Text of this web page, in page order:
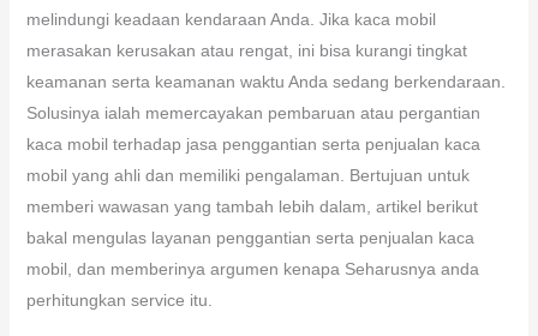
melindungi keadaan kendaraan Anda. Jika kaca mobil
merasakan kerusakan atau rengat, ini bisa kurangi tingkat
keamanan serta keamanan waktu Anda sedang berkendaraan.
Solusinya ialah memercayakan pembaruan atau pergantian
kaca mobil terhadap jasa penggantian serta penjualan kaca
mobil yang ahli dan memiliki pengalaman. Bertujuan untuk
memberi wawasan yang tambah lebih dalam, artikel berikut
bakal mengulas layanan penggantian serta penjualan kaca
mobil, dan memberinya argumen kenapa Seharusnya anda
perhitungkan service itu.